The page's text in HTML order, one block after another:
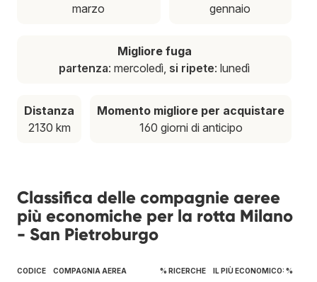
marzo
gennaio
Migliore fuga
partenza: mercoledì, si ripete: lunedì
Distanza
2130 km
Momento migliore per acquistare
160 giorni di anticipo
Classifica delle compagnie aeree
più economiche per la rotta Milano
- San Pietroburgo
CODICE COMPAGNIA AEREA % RICERCHE IL PIÙ ECONOMICO: %